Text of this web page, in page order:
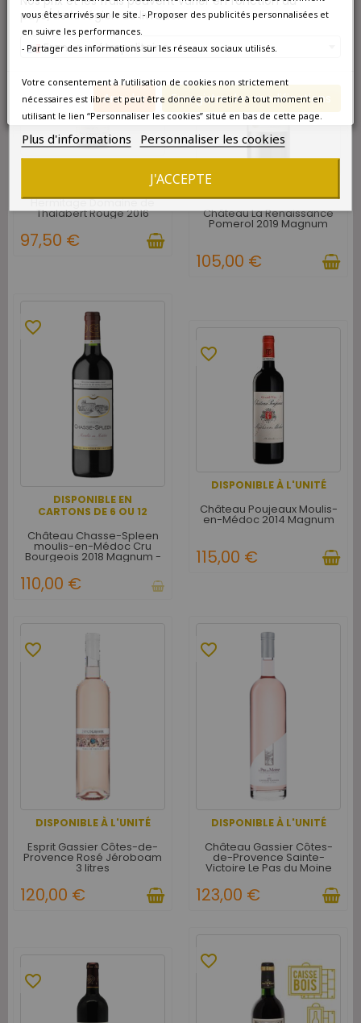
pays/de la région de livraison.
France métropolitaine
Annuler Enregistrer les modifications
favorite_border
Hermitage Domaine de
Thalabert Rouge 2016
97,50 €
favorite_border
Château La Renaissance
Pomerol 2019 Magnum
105,00 €
DISPONIBLE EN
CARTONS DE 6 OU 12
favorite_border
Château Chasse-Spleen
moulis-en-Médoc Cru
Bourgeois 2018 Magnum -
Magnums
110,00 €
DISPONIBLE À L'UNITÉ
favorite_border
Château Poujeaux Moulis-
en-Médoc 2014 Magnum
115,00 €
DISPONIBLE À L'UNITÉ
favorite_border
Esprit Gassier Côtes-de-
Provence Rosé Jéroboam
3 litres
120,00 €
DISPONIBLE À L'UNITÉ
favorite_border
Château Gassier Côtes-
de-Provence Sainte-
Victoire Le Pas du Moine
123,00 €
favorite_border
favorite_border
vous êtes arrivés sur le site. - Proposer des publicités personnalisées et
en suivre les performances.
- Partager des informations sur les réseaux sociaux utilisés.
Votre consentement à l’utilisation de cookies non strictement
nécessaires est libre et peut être donnée ou retiré à tout moment en
utilisant le lien “Personnaliser les cookies” situé en bas de cette page.
Plus d'informations Personnaliser les cookies
J'ACCEPTE